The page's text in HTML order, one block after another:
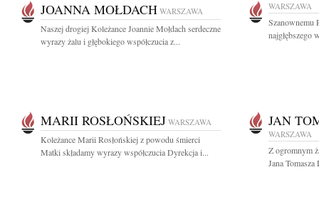
JOANNA MOŁDACH WARSZAWA
Naszej drogiej Koleżance Joannie Mołdach serdeczne
wyrazy żalu i głębokiego współczucia z...
WARSZAWA
Szanownemu
najgłębszego
MARII ROSŁOŃSKIEJ WARSZAWA
Koleżance Marii Rosłońskiej z powodu śmierci
Matki składamy wyrazy współczucia Dyrekcja i...
JAN
WARSZAWA
Z ogromnym
Jana